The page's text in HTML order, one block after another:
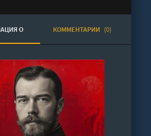
О КОММЕНТАРИИ (0)